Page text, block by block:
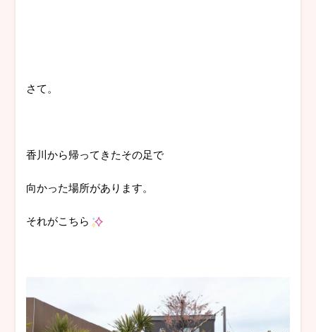
さて。
香川から帰ってきたその足で
向かった場所があります。
それがこちら